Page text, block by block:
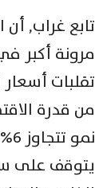
تابع غراب,
مرونة أكبر
تقلبات
من قدرة
يتوقف على